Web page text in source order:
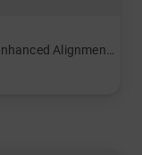
Pro V1 Enhanced Alignment Golfbälle